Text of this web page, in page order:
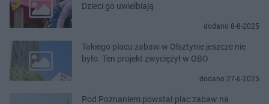
Dzieci go uwielbiają
dodano 8-8-2025
Takiego placu zabaw w Olsztynie jeszcze nie
było. Ten projekt zwyciężył w OBO
dodano 27-6-2025
Pod Poznaniem powstał plac zabaw na